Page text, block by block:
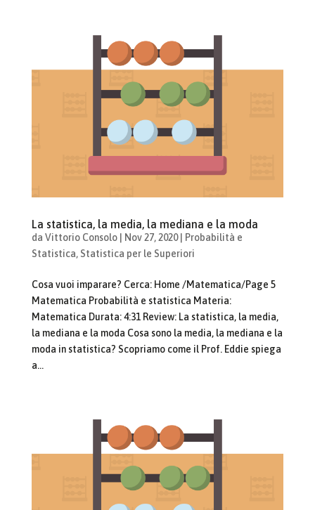
La statistica, la media, la mediana e la moda
da Vittorio Consolo| Nov 27, 2020| Probabilità e
Statistica, Statistica per le Superiori
Cosa vuoi imparare? Cerca: Home /Matematica/Page 5
Matematica Probabilità e statistica Materia:
Matematica Durata: 4:31 Review: La statistica, la media,
la mediana e la moda Cosa sono la media, la mediana e la
moda in statistica? Scopriamo come il Prof. Eddie spiega
a...